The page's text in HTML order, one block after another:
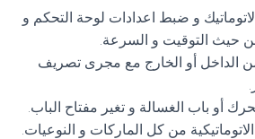
و ضبط اعدادات لوحة التحكم و
حيث التوقيت و السرعة.
الداخل أو الخارج مع مجرى تصريف
أو باب الغسالة و تغير مفتاح الباب.
من كل الماركات و النوعيات.